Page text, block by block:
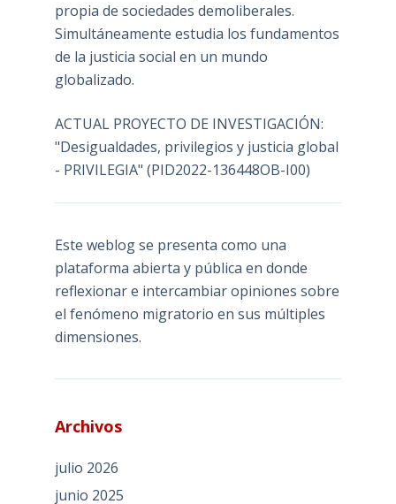
propia de sociedades demoliberales.
Simultáneamente estudia los fundamentos
de la justicia social en un mundo
globalizado.
ACTUAL PROYECTO DE INVESTIGACIÓN:
"Desigualdades, privilegios y justicia global
- PRIVILEGIA" (PID2022-136448OB-I00)
Este weblog se presenta como una
plataforma abierta y pública en donde
reflexionar e intercambiar opiniones sobre
el fenómeno migratorio en sus múltiples
dimensiones.
Archivos
julio 2026
junio 2025